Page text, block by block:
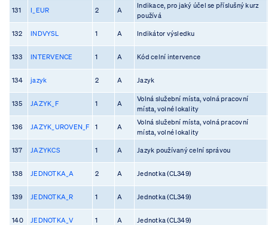
131 I_EUR 2 A
Indikace, pro jaký účel se příslušný kurz
používá
132 INDVYSL 1 A Indikátor výsledku
133 INTERVENCE 1 A Kód celní intervence
134 jazyk 2 A Jazyk
135 JAZYK_F 1 A
Volná služební místa, volná pracovní
místa, volné lokality
136 JAZYK_UROVEN_F 1 A
Volná služební místa, volná pracovní
místa, volné lokality
137 JAZYKCS 1 A Jazyk používaný celní správou
138 JEDNOTKA_A 2 A Jednotka (CL349)
139 JEDNOTKA_R 1 A Jednotka (CL349)
140 JEDNOTKA_V 1 A Jednotka (CL349)